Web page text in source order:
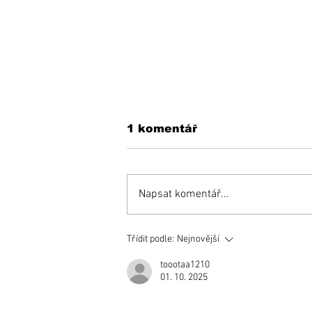
Zemetrasenie
z klubu odišli dvaja
tréneri
1 komentář
Napsat komentář...
Třídit podle: Nejnovější
toootaa1210
01. 10. 2025